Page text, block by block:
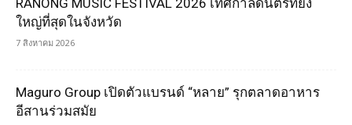
RANONG MUSIC FESTIVAL 2026 เทศกาลดนตรีที่ยิ่ง
ใหญ่ที่สุดในจังหวัด
7 สิงหาคม 2026
Maguro Group เปิดตัวแบรนด์ “หลาย” รุกตลาดอาหาร
อีสานร่วมสมัย